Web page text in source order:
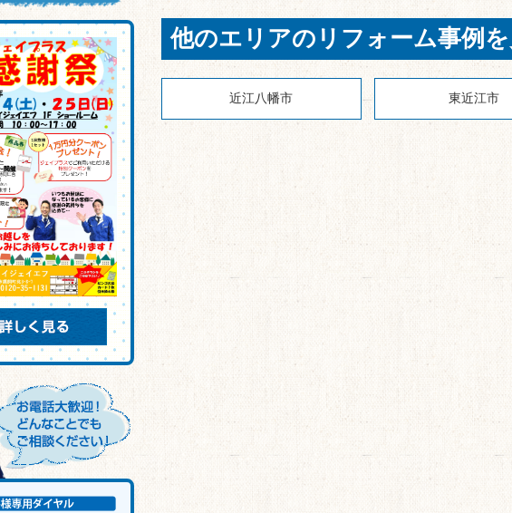
他のエリアのリフォーム事例
近江八幡市 東近江市